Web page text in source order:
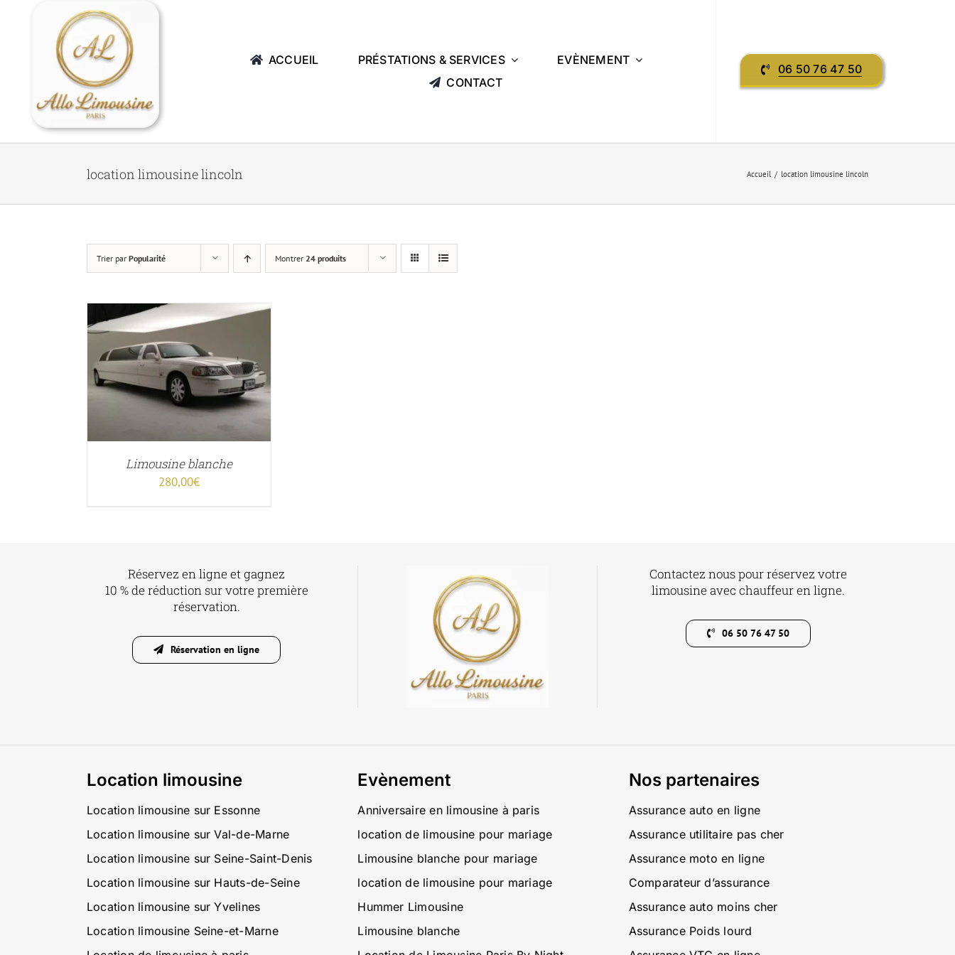
ACCUEIL PRÉSTATIONS & SERVICES
EVÈNEMENT
CONTACT
06 50 76 47 50
location limousine lincoln Accueil location limousine lincoln
Trier par Popularité Montrer 24 produits
Limousine blanche
280,00€
Réservez en ligne et gagnez
10 % de réduction sur votre première
réservation.
Réservation en ligne
Contactez nous pour réservez votre
limousine avec chauffeur en ligne.
06 50 76 47 50
Location limousine
Location limousine sur Essonne
Location limousine sur Val-de-Marne
Location limousine sur Seine-Saint-Denis
Location limousine sur Hauts-de-Seine
Location limousine sur Yvelines
Location limousine Seine-et-Marne
Evènement
Anniversaire en limousine à paris
location de limousine pour mariage
Limousine blanche pour mariage
location de limousine pour mariage
Hummer Limousine
Limousine blanche
Nos partenaires
Assurance auto en ligne
Assurance utilitaire pas cher
Assurance moto en ligne
Comparateur d’assurance
Assurance auto moins cher
Assurance Poids lourd